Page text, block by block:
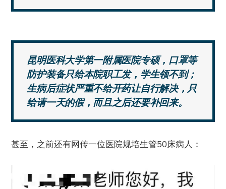
昆明医科大学第一附属医院专硕，口罩等
防护装备只给本院职工发，学生领不到；
生病后症状严重不给开药让自行解决，只
给请一天的假，而且之后还要补回来。
甚至，之前还有网传一位医院规培生管50床病人：